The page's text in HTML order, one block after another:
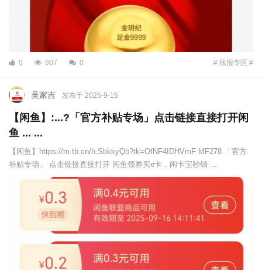
0 907 0 # 线报专区 #
吴家吉 发布于 2025-9-15
【闲鱼】:...?「官方补贴专场」点击链接直接打开闲
鱼 ... ...
【闲鱼】https://m.tb.cn/h.SbkkyQb?tk=OfNF4IDHVmF MF278 「官方
补贴专场」 点击链接直接打开 闲鱼领券买e卡，闲卡宝秒销 ...